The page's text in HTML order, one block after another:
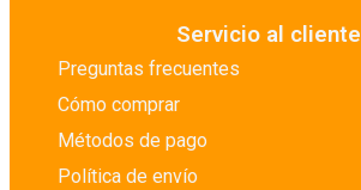
Servicio al cliente
Preguntas frecuentes
Cómo comprar
Métodos de pago
Política de envío